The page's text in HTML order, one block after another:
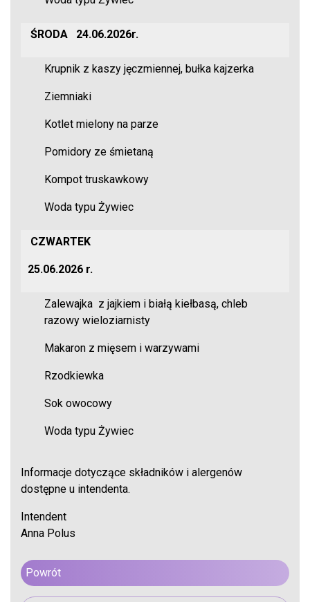
ŚRODA 24.06.2026r.
Krupnik z kaszy jęczmiennej, bułka kajzerka
Ziemniaki
Kotlet mielony na parze
Pomidory ze śmietaną
Kompot truskawkowy
Woda typu Żywiec
CZWARTEK
25.06.2026 r.
Zalewajka z jajkiem i białą kiełbasą, chleb
razowy wieloziarnisty
Makaron z mięsem i warzywami
Rzodkiewka
Sok owocowy
Woda typu Żywiec
Informacje dotyczące składników i alergenów
dostępne u intendenta.
Intendent
Anna Polus
Powrót